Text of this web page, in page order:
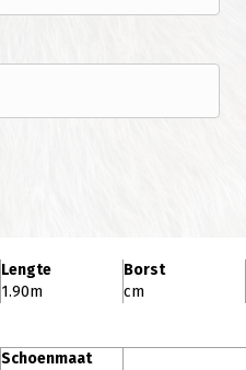
Lengte
1.90m
Borst
cm
Schoenmaat